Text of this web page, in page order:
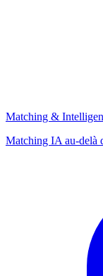
Matching &
Matching IA au-delà